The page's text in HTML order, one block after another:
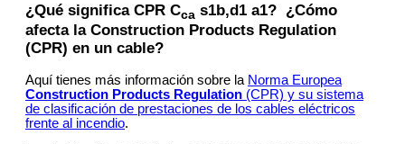
¿Qué significa CPR Cca s1b,d1 a1? ¿Cómo
afecta la Construction Products Regulation
(CPR) en un cable?
Aquí tienes más información sobre la Norma Europea
Construction Products Regulation (CPR) y su sistema
de clasificación de prestaciones de los cables eléctricos
frente al incendio.